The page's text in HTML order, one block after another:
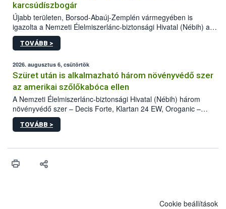
karcsúdíszbogár
Újabb területen, Borsod-Abaúj-Zemplén vármegyében is
igazolta a Nemzeti Élelmiszerlánc-biztonsági Hivatal (Nébih) a
kőrisrontó karcsúdíszbogár (Agrilus planipennis) jelenlétét. A
kártevőt nem csak színcsapdában találták meg, de már fertőzött
az intenzív felderítést, emellett az intézkedéseket a szlovák
hatósággal is összehangolják a terjedés megállítása érdekében.
TOVÁBB >
2026. augusztus 6, csütörtök
Szüret után is alkalmazható három növényvédő szer
az amerikai szőlőkabóca ellen
A Nemzeti Élelmiszerlánc-biztonsági Hivatal (Nébih) három
növényvédő szer – Decis Forte, Klartan 24 EW, Oroganic –
engedélyokiratát módosította, így azok a szüretet követően,
egészen a vesszőérettség (BBCH 91) stádiumáig
érésű szőlőkben is legyen lehetőség a károsító elleni további
felhasználók számára is elérhető és ökológiai termesztésben is
TOVÁBB >
Cookie beállítások